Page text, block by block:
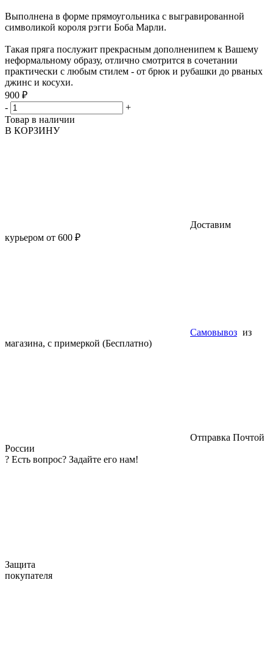
Выполнена в форме прямоугольника с выгравированной
символикой короля рэгги Боба Марли.
Такая пряга послужит прекрасным дополненипем к Вашему
неформальному образу, отлично смотрится в сочетании
практически с любым стилем - от брюк и рубашки до рваных
джинс и косухи.
900 ₽
-
+
Товар в наличии
В КОРЗИНУ
Доставим
курьером от 600 ₽
Самовывоз из
магазина, с примеркой (Бесплатно)
Отправка Почтой
России
? Есть вопрос? Задайте его нам!
Защита
покупателя